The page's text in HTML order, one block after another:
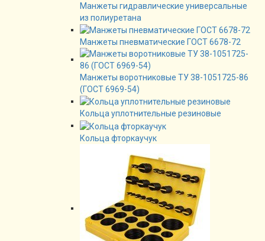
Манжеты гидравлические универсальные
из полиуретана
Манжеты пневматические ГОСТ 6678-72
Манжеты воротниковые ТУ 38-1051725-86
(ГОСТ 6969-54)
Кольца уплотнительные резиновые
Кольца фторкаучук